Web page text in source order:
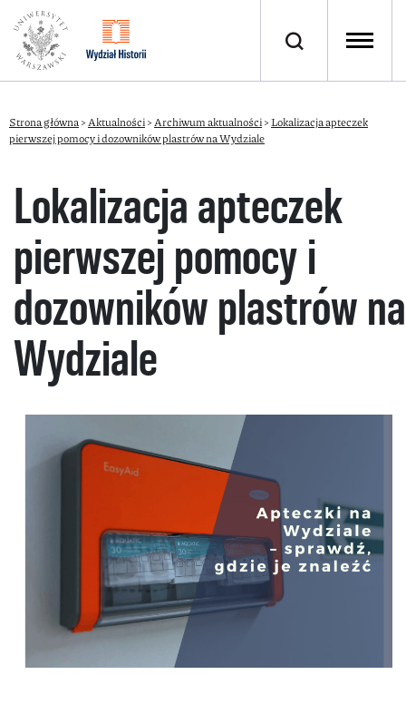
Strona główna>Aktualności>Archiwum aktualności>Lokalizacja apteczek
pierwszej pomocy i dozowników plastrów na Wydziale
Lokalizacja apteczek
pierwszej pomocy i
dozowników plastrów na
Wydziale